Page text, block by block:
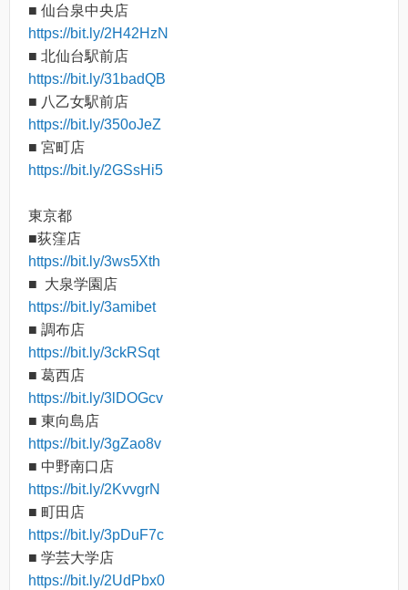
■ 仙台泉中央店
https://bit.ly/2H42HzN
■ 北仙台駅前店
https://bit.ly/31badQB
■ 八乙女駅前店
https://bit.ly/350oJeZ
■ 宮町店
https://bit.ly/2GSsHi5
東京都
■荻窪店
https://bit.ly/3ws5Xth
■ 大泉学園店
https://bit.ly/3amibet
■ 調布店
https://bit.ly/3ckRSqt
■ 葛西店
https://bit.ly/3lDOGcv
■ 東向島店
https://bit.ly/3gZao8v
■ 中野南口店
https://bit.ly/2KvvgrN
■ 町田店
https://bit.ly/3pDuF7c
■ 学芸大学店
https://bit.ly/2UdPbx0